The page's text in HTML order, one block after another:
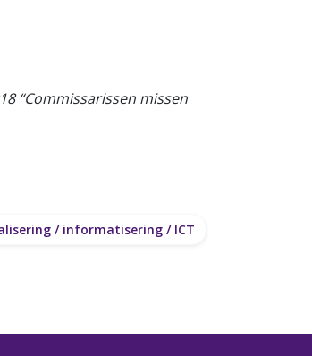
“Commissarissen missen
/ informatisering / ICT